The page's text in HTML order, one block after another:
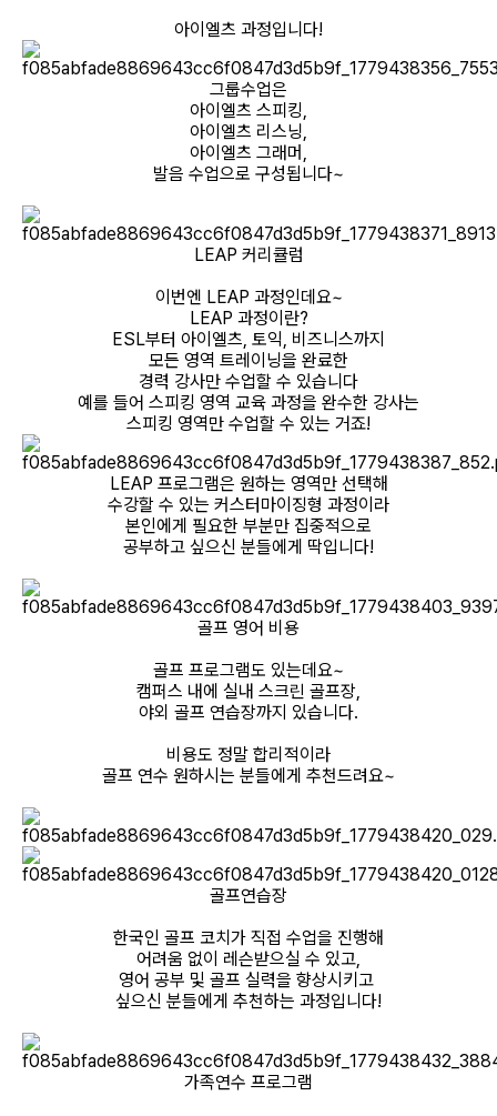
아이엘츠 과정입니다!
그룹수업은
아이엘츠 스피킹,
아이엘츠 리스닝,
아이엘츠 그래머,
발음 수업으로 구성됩니다~
LEAP 커리큘럼
이번엔 LEAP 과정인데요~
LEAP 과정이란?
ESL부터 아이엘츠, 토익, 비즈니스까지
모든 영역 트레이닝을 완료한
경력 강사만 수업할 수 있습니다
예를 들어 스피킹 영역 교육 과정을 완수한 강사는
스피킹 영역만 수업할 수 있는 거죠!
LEAP 프로그램은 원하는 영역만 선택해
수강할 수 있는 커스터마이징형 과정이라
본인에게 필요한 부분만 집중적으로
공부하고 싶으신 분들에게 딱입니다!
골프 영어 비용
골프 프로그램도 있는데요~
캠퍼스 내에 실내 스크린 골프장,
야외 골프 연습장까지 있습니다.
비용도 정말 합리적이라
골프 연수 원하시는 분들에게 추천드려요~
골프연습장
한국인 골프 코치가 직접 수업을 진행해
어려움 없이 레슨받으실 수 있고,
영어 공부 및 골프 실력을 향상시키고
싶으신 분들에게 추천하는 과정입니다!
가족연수 프로그램